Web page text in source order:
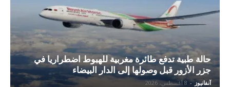
حالة طبية تدفع طائرة مغربية للهبوط اضطراريا في
جزر الأزور قبل وصولها إلى الدار البيضاء
آنفانيوز - 8 أغسطس، 2026